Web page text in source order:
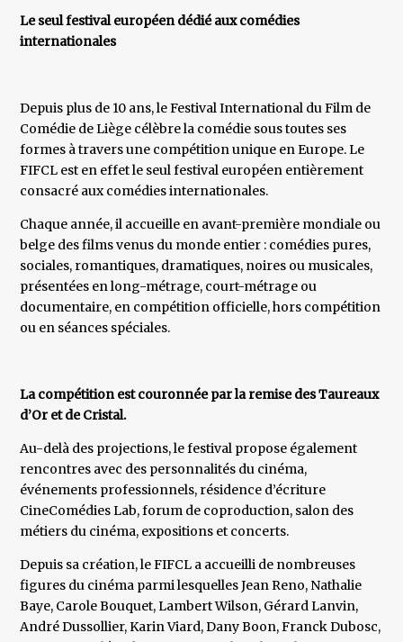
Le seul festival européen dédié aux comédies
internationales
Depuis plus de 10 ans, le Festival International du Film de
Comédie de Liège célèbre la comédie sous toutes ses
formes à travers une compétition unique en Europe. Le
FIFCL est en effet le seul festival européen entièrement
consacré aux comédies internationales.
Chaque année, il accueille en avant-première mondiale ou
belge des films venus du monde entier : comédies pures,
sociales, romantiques, dramatiques, noires ou musicales,
présentées en long-métrage, court-métrage ou
documentaire, en compétition officielle, hors compétition
ou en séances spéciales.
La compétition est couronnée par la remise des Taureaux
d’Or et de Cristal.
Au-delà des projections, le festival propose également
rencontres avec des personnalités du cinéma,
événements professionnels, résidence d’écriture
CineComédies Lab, forum de coproduction, salon des
métiers du cinéma, expositions et concerts.
Depuis sa création, le FIFCL a accueilli de nombreuses
figures du cinéma parmi lesquelles Jean Reno, Nathalie
Baye, Carole Bouquet, Lambert Wilson, Gérard Lanvin,
André Dussollier, Karin Viard, Dany Boon, Franck Dubosc,